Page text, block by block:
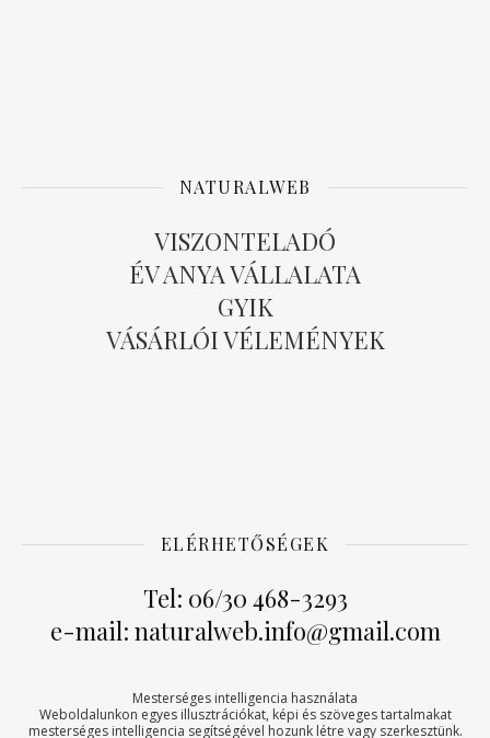
NATURALWEB
VISZONTELADÓ
ÉV ANYA VÁLLALATA
GYIK
VÁSÁRLÓI VÉLEMÉNYEK
ELÉRHETŐSÉGEK
Tel: 06/30 468-3293
e-mail: naturalweb.info@gmail.com
Mesterséges intelligencia használata
Weboldalunkon egyes illusztrációkat, képi és szöveges tartalmakat
mesterséges intelligencia segítségével hozunk létre vagy szerkesztünk.